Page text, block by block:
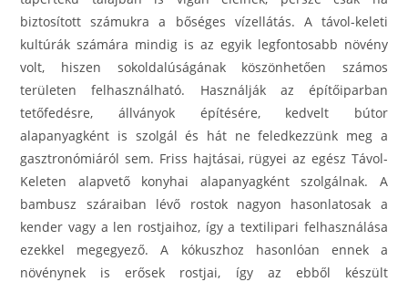
biztosított számukra a bőséges vízellátás. A távol-keleti
kultúrák számára mindig is az egyik legfontosabb növény
volt, hiszen sokoldalúságának köszönhetően számos
területen felhasználható. Használják az építőiparban
tetőfedésre, állványok építésére, kedvelt bútor
alapanyagként is szolgál és hát ne feledkezzünk meg a
gasztronómiáról sem. Friss hajtásai, rügyei az egész Távol-
Keleten alapvető konyhai alapanyagként szolgálnak. A
bambusz száraiban lévő rostok nagyon hasonlatosak a
kender vagy a len rostjaihoz, így a textilipari felhasználása
ezekkel megegyező. A kókuszhoz hasonlóan ennek a
növénynek is erősek rostjai, így az ebből készült